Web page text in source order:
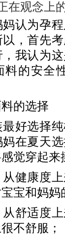
在观念上
为孕程
，首先
我认为
料的安全
的选择
选择纯
在夏天
觉穿起
康度上
宝和妈妈
适度上
不舒服；